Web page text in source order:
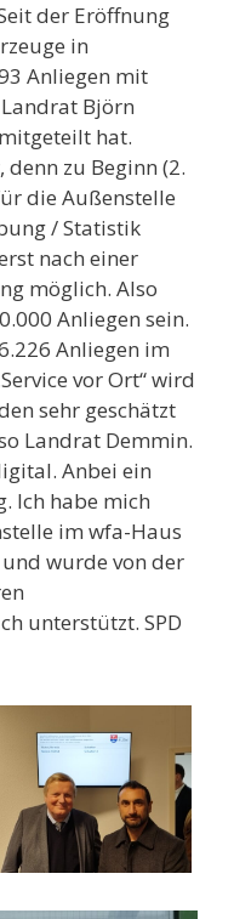
der Eröffnung
in
Anliegen mit
Björn
hat.
zu Beginn (2.
die Außenstelle
/ Statistik
nach einer
möglich. Also
Anliegen sein.
Anliegen im
vor Ort“ wird
sehr geschätzt
Landrat Demmin.
Anbei ein
Ich habe mich
im wfa-Haus
wurde von der
unterstützt. SPD